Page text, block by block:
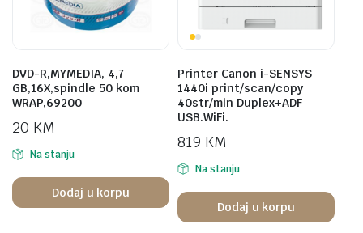
DVD-R,MYMEDIA, 4,7
GB,16X,spindle 50 kom
WRAP,69200
20 KM
Na stanju
Dodaj u korpu
Printer Canon i-SENSYS
1440i print/scan/copy
40str/min Duplex+ADF
USB.WiFi.
819 KM
Na stanju
Dodaj u korpu